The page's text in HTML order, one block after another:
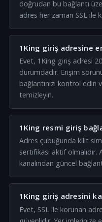
doğrudan bu bağlantı
adres her zaman SSL ile
1King giriş adresine
Evet, 1King giriş adresi
durumdadır. Erişim
bağlantınızı kontrol edin
temizleyin.
1King resmi giriş
Adres çubuğunda kilit
sertifikası aktif
kanalından güncel
1King giriş adresini
Evet, SSL ile korunan